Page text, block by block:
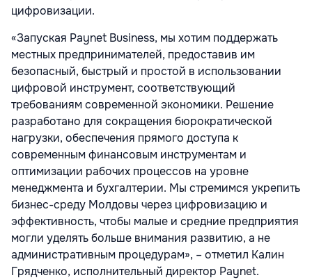
цифровизации.
«Запуская Paynet Business, мы хотим поддержать
местных предпринимателей, предоставив им
безопасный, быстрый и простой в использовании
цифровой инструмент, соответствующий
требованиям современной экономики. Решение
разработано для сокращения бюрократической
нагрузки, обеспечения прямого доступа к
современным финансовым инструментам и
оптимизации рабочих процессов на уровне
менеджмента и бухгалтерии. Мы стремимся укрепить
бизнес-среду Молдовы через цифровизацию и
эффективность, чтобы малые и средние предприятия
могли уделять больше внимания развитию, а не
административным процедурам», – отметил Калин
Грядченко, исполнительный директор Paynet.